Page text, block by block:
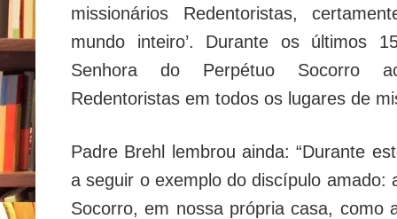
missionários Redentoristas,
mundo inteiro’. Durante os últimos
Senhora do Perpétuo Socorro
Redentoristas em todos os lugares de
Padre Brehl lembrou ainda: “Durante
a seguir o exemplo do discípulo amado:
Socorro, em nossa própria casa, como